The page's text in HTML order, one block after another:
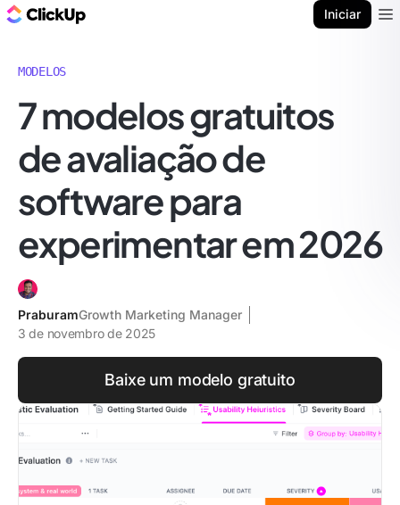
Iniciar
MODELOS
7 modelos gratuitos
de avaliação de
software para
experimentar em 2026
PraburamGrowth Marketing Manager
3 de novembro de 2025
Baixe um modelo gratuito